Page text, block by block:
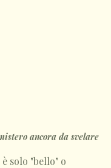
ancora da svelare
solo "bello" o